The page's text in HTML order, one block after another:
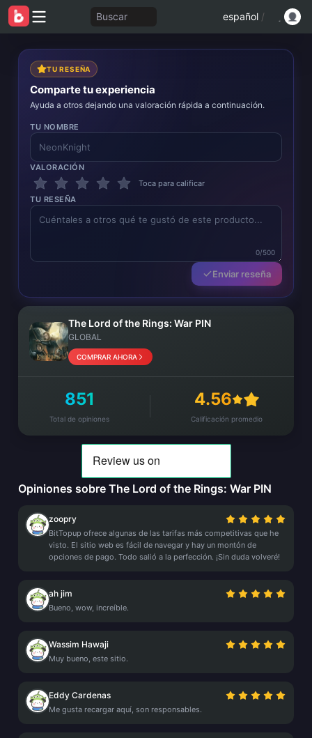
Buscar español /
TU RESEÑA
Comparte tu experiencia
Ayuda a otros dejando una valoración rápida a continuación.
TU NOMBRE
VALORACIÓN
Toca para calificar
TU RESEÑA
0/500
Enviar reseña
The Lord of the Rings: War PIN
GLOBAL
COMPRAR AHORA
851
Total de opiniones
4.56
Calificación promedio
Opiniones sobre The Lord of the Rings: War PIN
zoopry
BitTopup ofrece algunas de las tarifas más competitivas que he
visto. El sitio web es fácil de navegar y hay un montón de
opciones de pago. Todo salió a la perfección. ¡Sin duda volveré!
ah jim
Bueno, wow, increíble.
Wassim Hawaji
Muy bueno, este sitio.
Eddy Cardenas
Me gusta recargar aquí, son responsables.